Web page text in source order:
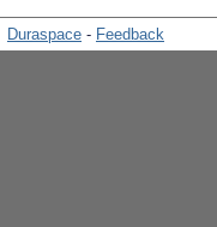
Duraspace - Feedback